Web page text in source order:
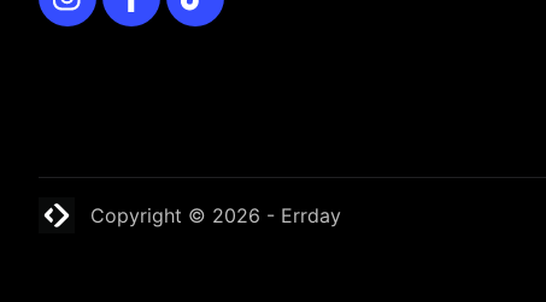
Website laten maken? | Brthmrk
Copyright © 2026 - Errday